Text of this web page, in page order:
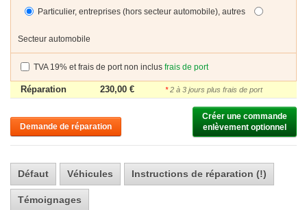
Particulier, entreprises (hors secteur automobile), autres
Secteur automobile
TVA 19% et frais de port non inclus frais de port
Réparation 230,00 € *2 à 3 jours plus frais de port
Demande de réparation
Créer une commande
enlèvement optionnel
Défaut Véhicules Instructions de réparation (!)
Témoignages